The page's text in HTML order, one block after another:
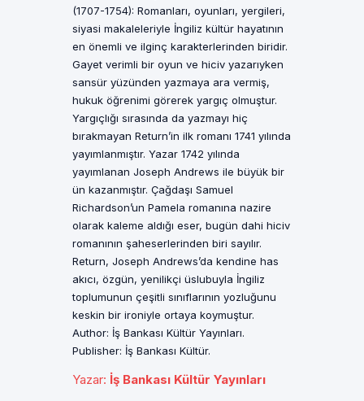
(1707-1754): Romanları, oyunları, yergileri,
siyasi makaleleriyle İngiliz kültür hayatının
en önemli ve ilginç karakterlerinden biridir.
Gayet verimli bir oyun ve hiciv yazarıyken
sansür yüzünden yazmaya ara vermiş,
hukuk öğrenimi görerek yargıç olmuştur.
Yargıçlığı sırasında da yazmayı hiç
bırakmayan Return’in ilk romanı 1741 yılında
yayımlanmıştır. Yazar 1742 yılında
yayımlanan Joseph Andrews ile büyük bir
ün kazanmıştır. Çağdaşı Samuel
Richardson’un Pamela romanına nazire
olarak kaleme aldığı eser, bugün dahi hiciv
romanının şaheserlerinden biri sayılır.
Return, Joseph Andrews’da kendine has
akıcı, özgün, yenilikçi üslubuyla İngiliz
toplumunun çeşitli sınıflarının yozluğunu
keskin bir ironiyle ortaya koymuştur.
Author: İş Bankası Kültür Yayınları.
Publisher: İş Bankası Kültür.
Yazar: İş Bankası Kültür Yayınları